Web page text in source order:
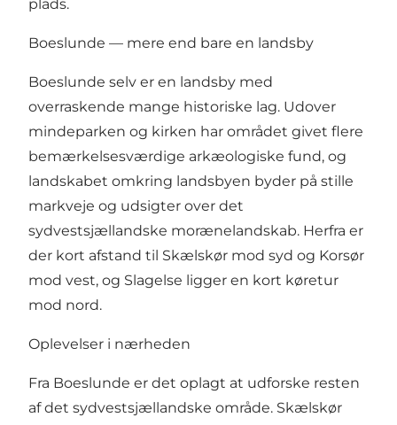
plads.
Boeslunde — mere end bare en landsby
Boeslunde selv er en landsby med
overraskende mange historiske lag. Udover
mindeparken og kirken har området givet flere
bemærkelsesværdige arkæologiske fund, og
landskabet omkring landsbyen byder på stille
markveje og udsigter over det
sydvestsjællandske morænelandskab. Herfra er
der kort afstand til Skælskør mod syd og Korsør
mod vest, og Slagelse ligger en kort køretur
mod nord.
Oplevelser i nærheden
Fra Boeslunde er det oplagt at udforske resten
af det sydvestsjællandske område. Skælskør